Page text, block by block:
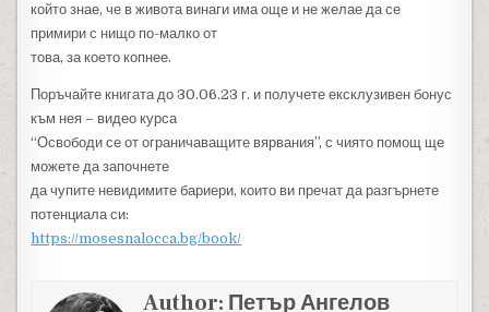
който знае, че в живота винаги има още и не желае да се
примири с нищо по-малко от
това, за което копнее.
Поръчайте книгата до 30.06.23 г. и получете ексклузивен бонус
към нея – видео курса
“Освободи се от ограничаващите вярвания”, с чиято помощ ще
можете да започнете
да чупите невидимите бариери, които ви пречат да разгърнете
потенциала си:
https://mosesnalocca.bg/book/
Author: Петър Ангелов